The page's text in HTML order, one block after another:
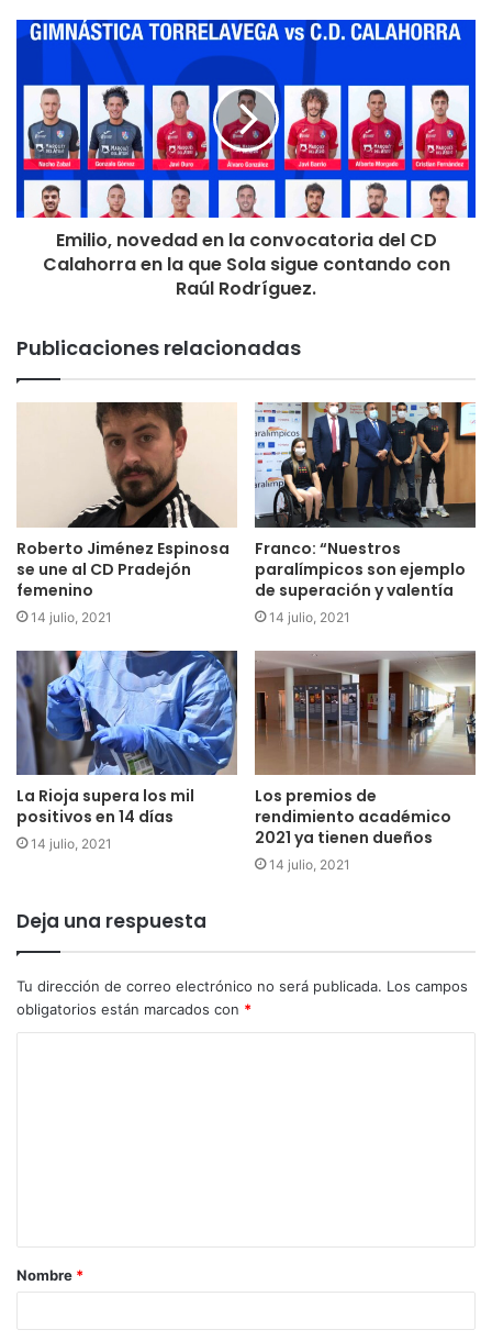
Emilio, novedad en la convocatoria del CD
Calahorra en la que Sola sigue contando con
Raúl Rodríguez.
Publicaciones relacionadas
Roberto Jiménez Espinosa
se une al CD Pradejón
femenino
14 julio, 2021
Franco: “Nuestros
paralímpicos son ejemplo
de superación y valentía
14 julio, 2021
La Rioja supera los mil
positivos en 14 días
14 julio, 2021
Los premios de
rendimiento académico
2021 ya tienen dueños
14 julio, 2021
Deja una respuesta
Tu dirección de correo electrónico no será publicada. Los campos
obligatorios están marcados con *
Nombre *